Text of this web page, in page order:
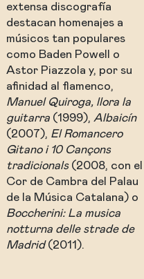
extensa discografía
destacan homenajes a
músicos tan populares
como Baden Powell o
Astor Piazzola y, por su
afinidad al flamenco,
Manuel Quiroga, llora la
guitarra (1999), Albaicín
(2007), El Romancero
Gitano i 10 Cançons
tradicionals(2008, con el
Cor de Cambra del Palau
de la Música Catalana) o
Boccherini: La musica
notturna delle strade de
Madrid(2011).